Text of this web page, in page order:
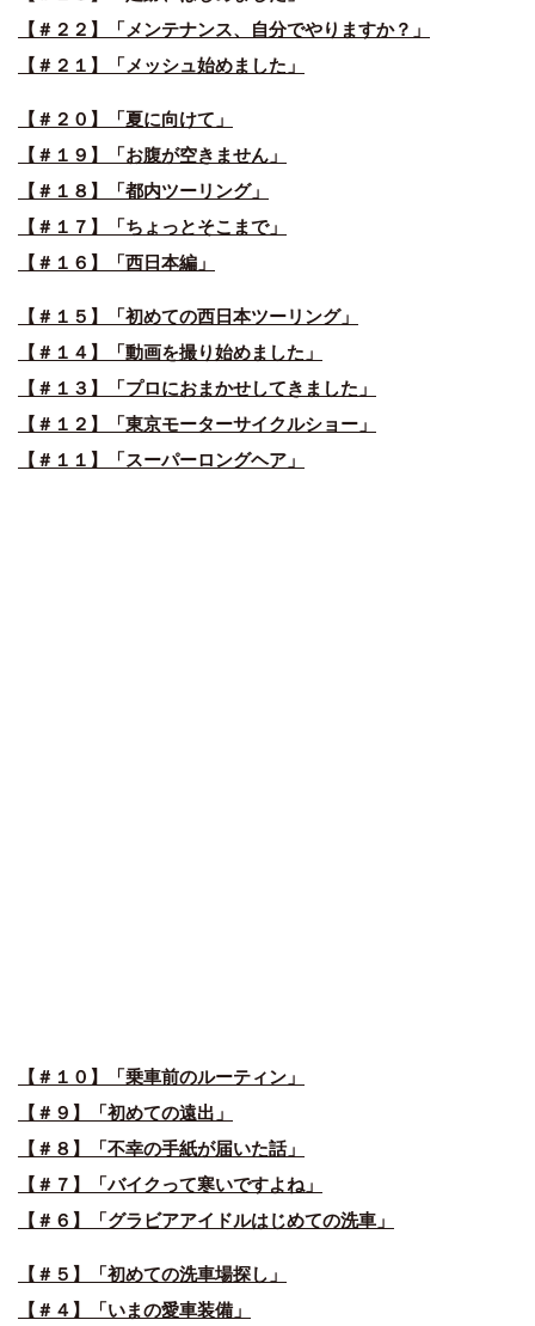
【＃２２】「メンテナンス、自分でやりますか？」
【＃２１】「メッシュ始めました」
【＃２０】「夏に向けて」
【＃１９】「お腹が空きません」
【＃１８】「都内ツーリング」
【＃１７】「ちょっとそこまで」
【＃１６】「西日本編」
【＃１５】「初めての西日本ツーリング」
【＃１４】「動画を撮り始めました」
【＃１３】「プロにおまかせしてきました」
【＃１２】「東京モーターサイクルショー」
【＃１１】「スーパーロングヘア」
【＃１０】「乗車前のルーティン」
【＃９】「初めての遠出」
【＃８】「不幸の手紙が届いた話」
【＃７】「バイクって寒いですよね」
【＃６】「グラビアアイドルはじめての洗車」
【＃５】「初めての洗車場探し」
【＃４】「いまの愛車装備」